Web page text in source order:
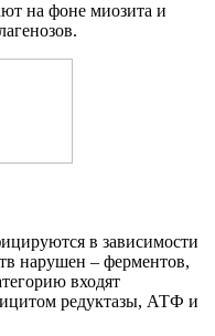
на фоне миозита и
в зависимости
нарушен – ферментов,
входят
редуктазы, АТФ и